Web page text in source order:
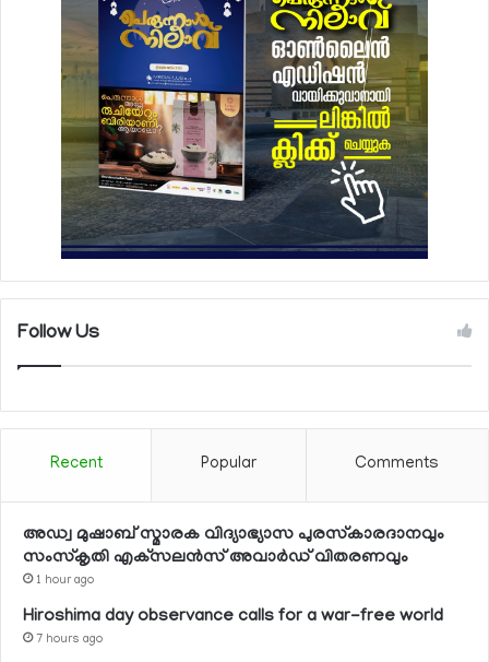
Follow Us
Recent Popular Comments
അഡ്വ മുഷാബ് സ്മാരക വിദ്യാഭ്യാസ പുരസ്‌കാരദാനവും
സംസ്‌കൃതി എക്‌സലന്‍സ് അവാര്‍ഡ് വിതരണവും
1 hour ago
Hiroshima day observance calls for a war-free world
7 hours ago